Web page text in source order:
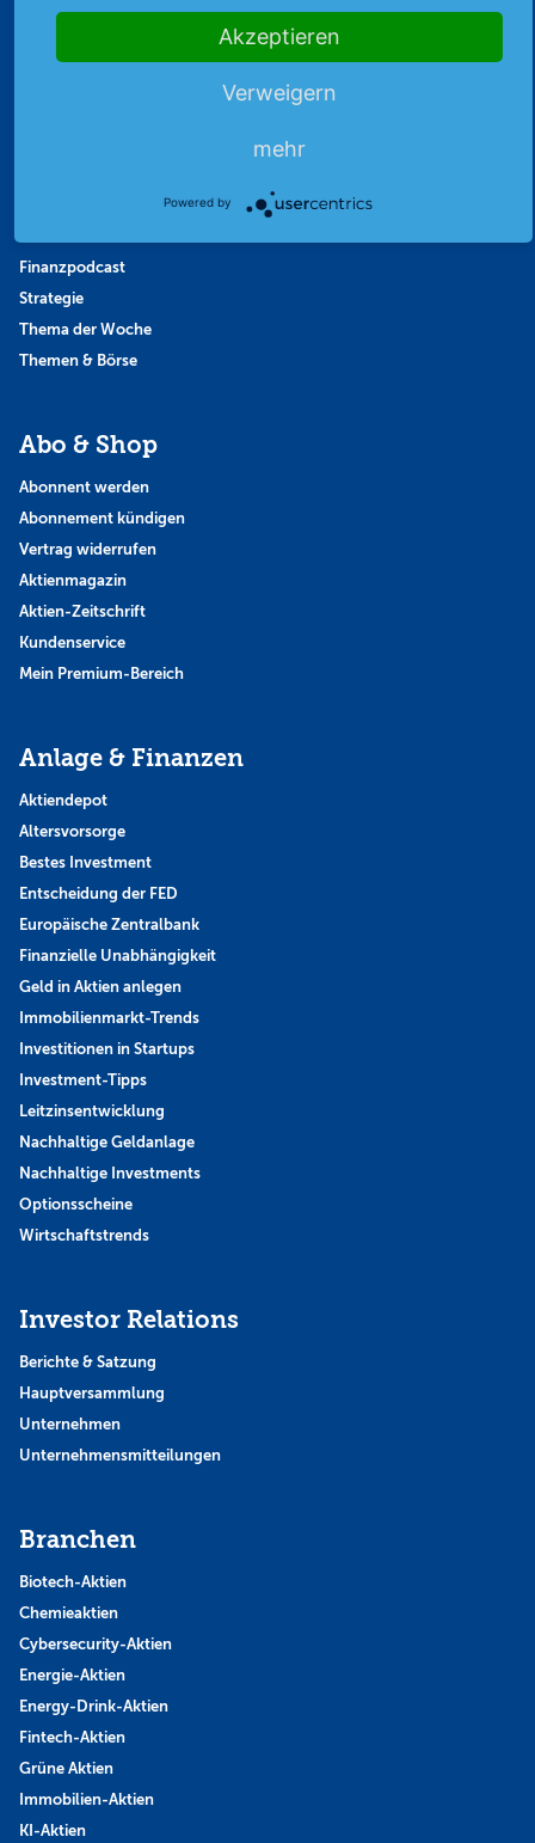
Finanzpodcast
Strategie
Thema der Woche
Themen & Börse
Abo & Shop
Abonnent werden
Abonnement kündigen
Vertrag widerrufen
Aktienmagazin
Aktien-Zeitschrift
Kundenservice
Mein Premium-Bereich
Anlage & Finanzen
Aktiendepot
Altersvorsorge
Bestes Investment
Entscheidung der FED
Europäische Zentralbank
Finanzielle Unabhängigkeit
Geld in Aktien anlegen
Immobilienmarkt-Trends
Investitionen in Startups
Investment-Tipps
Leitzinsentwicklung
Nachhaltige Geldanlage
Nachhaltige Investments
Optionsscheine
Wirtschaftstrends
Investor Relations
Berichte & Satzung
Hauptversammlung
Unternehmen
Unternehmensmitteilungen
Branchen
Biotech-Aktien
Chemieaktien
Cybersecurity-Aktien
Energie-Aktien
Energy-Drink-Aktien
Fintech-Aktien
Grüne Aktien
Immobilien-Aktien
KI-Aktien
Akzeptieren
Verweigern
mehr
Powered by